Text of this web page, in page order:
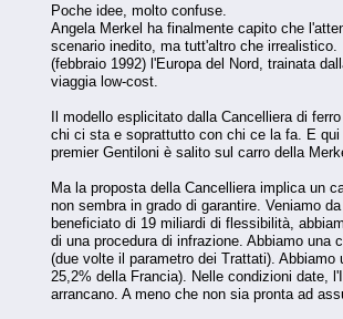
Poche idee, molto confuse.
Angela Merkel ha finalmente capito che
scenario inedito, ma tutt'altro che
(febbraio 1992) l'Europa del Nord, trainata
viaggia low-cost.
Il modello esplicitato dalla Cancelliera di
chi ci sta e soprattutto con chi ce la fa. E
premier Gentiloni è salito sul carro della
Ma la proposta della Cancelliera implica un
non sembra in grado di garantire. Veniamo
beneficiato di 19 miliardi di flessibilità,
di una procedura di infrazione. Abbiamo
(due volte il parametro dei Trattati).
25,2% della Francia). Nelle condizioni date,
arrancano. A meno che non sia pronta ad